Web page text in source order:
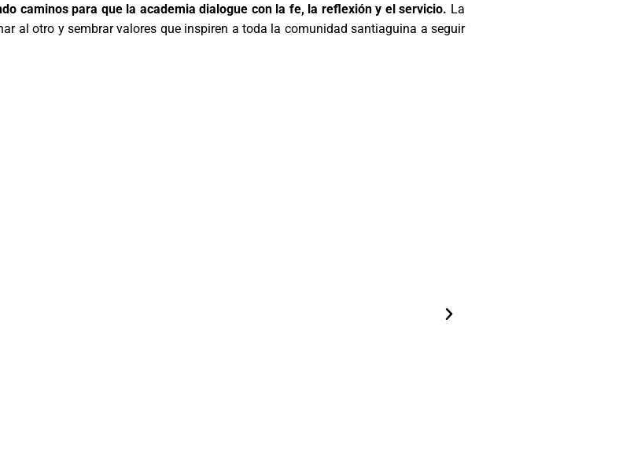
caminos para que la academia dialogue con la fe, la reflexión y el servicio. La
al otro y sembrar valores que inspiren a toda la comunidad santiaguina a seguir